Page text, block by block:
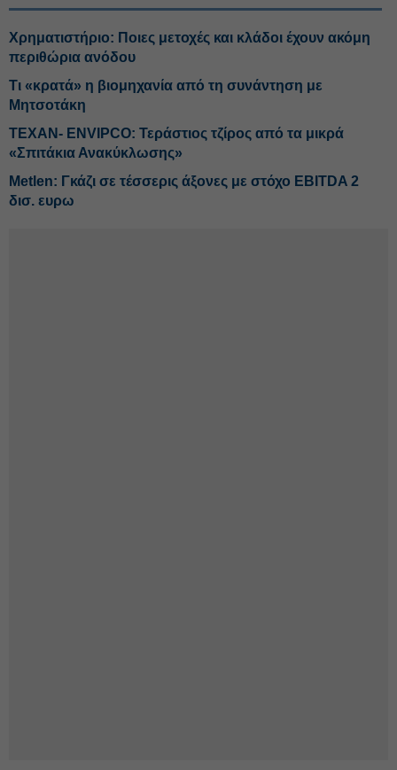
Χρηματιστήριο: Ποιες μετοχές και κλάδοι έχουν ακόμη
περιθώρια ανόδου
Τι «κρατά» η βιομηχανία από τη συνάντηση με
Μητσοτάκη
ΤΕΧΑΝ- ENVIPCO: Τεράστιος τζίρος από τα μικρά
«Σπιτάκια Ανακύκλωσης»
Metlen: Γκάζι σε τέσσερις άξονες με στόχο EBITDA 2
δισ. ευρω